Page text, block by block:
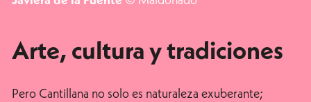
Arte, cultura y tradiciones
Pero Cantillana no solo es naturaleza exuberante;